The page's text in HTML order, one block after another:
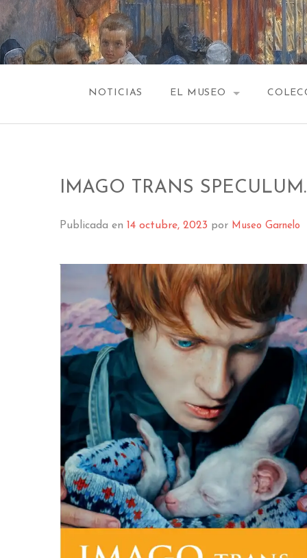
Saltar
al
contenido
NOTICIAS EL MUSEO
SALA
SALA
SALA
SALA
SALA
IMAGO TRANS
Publicada en 14 octubre, 2023 por Museo Garnelo